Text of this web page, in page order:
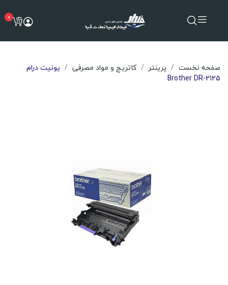
0
صفحه نخست پرینتر کاتریج و مواد مصرفی
یونیت درام
Brother DR-2125